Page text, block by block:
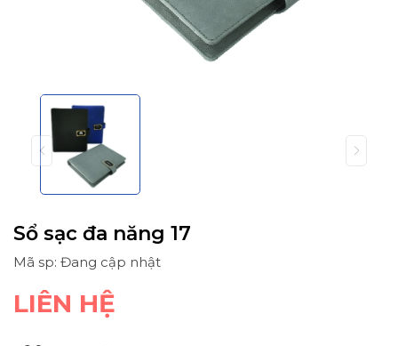
Sổ sạc đa năng 17
Mã sp: Đang cập nhật
LIÊN HỆ